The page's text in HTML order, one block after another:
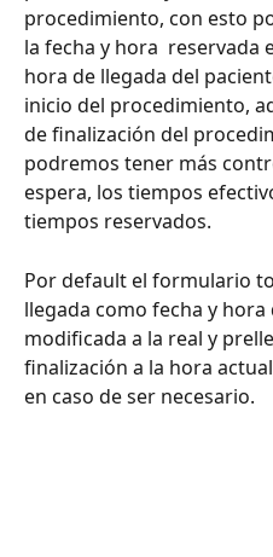
procedimiento, con esto
la fecha y hora  reservada
hora de llegada del
inicio del procedimiento,
de finalización del
podremos tener más
espera, los tiempos
tiempos reservados.
Por default el formulario
llegada como fecha y
modificada a la real y
finalización a la hora
en caso de ser necesario.